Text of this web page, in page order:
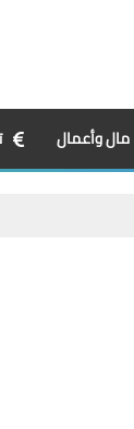
مال وأعمال